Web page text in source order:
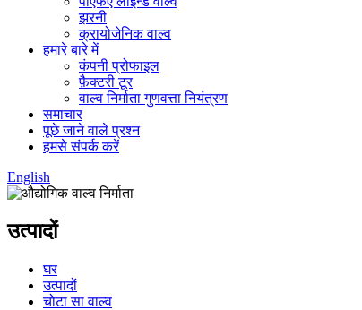
झरनी
क्रायोजेनिक वाल्व
हमारे बारे में
कंपनी प्रोफाइल
फ़ैक्टरी टूर
वाल्व निर्माता गुणवत्ता नियंत्रण
समाचार
पूछे जाने वाले प्रश्न
हमसे संपर्क करें
English
उत्पादों
घर
उत्पादों
चोटा सा वाल्व